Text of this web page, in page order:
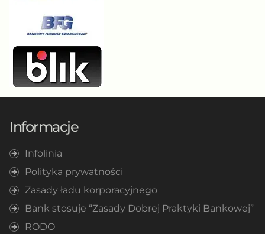
Informacje
Infolinia
Polityka prywatności
Zasady ładu korporacyjnego
Bank stosuje “Zasady Dobrej Praktyki Bankowej”
RODO